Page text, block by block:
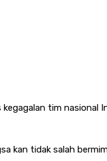
tim nasional
kan tidak salah